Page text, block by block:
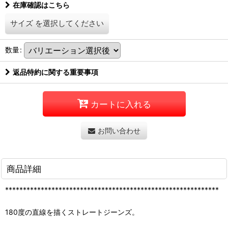
在庫確認はこちら
サイズ を選択してください
数量:
返品特約に関する重要事項
カートに入れる
お問い合わせ
商品詳細
************************************************************
180度の直線を描くストレートジーンズ。